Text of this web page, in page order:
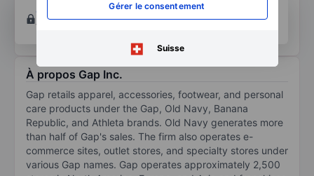
Gérer le consentement
Suisse
Ouvrir un comptepour accéder à d’autres outils
techniques et d’analyse.
À propos Gap Inc.
Gap retails apparel, accessories, footwear, and personal
care products under the Gap, Old Navy, Banana
Republic, and Athleta brands. Old Navy generates more
than half of Gap's sales. The firm also operates e-
commerce sites, outlet stores, and specialty stores under
various Gap names. Gap operates approximately 2,500